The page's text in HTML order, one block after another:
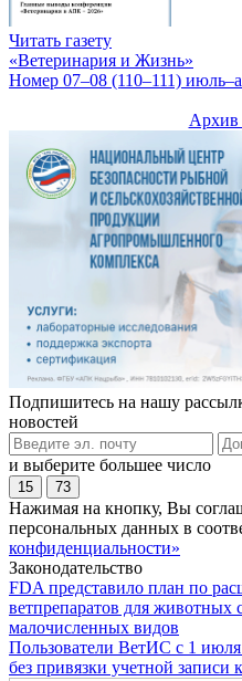
Читать газету
«Ветеринария и Жизнь»
Номер 07–08 (110–111)
Архив
Подпишитесь на нашу
новостей
и выберите большее число
15 73
Нажимая на кнопку, Вы
персональных данных в
конфиденциальности»
Законодательство
FDA представило план по
ветпрепаратов для животных
малочисленных видов
Пользователи ВетИС с 1
без привязки учетной записи